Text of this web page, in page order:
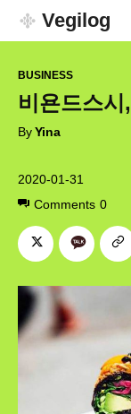
Vegilog
2020-01-31
Comments 0
BUSINESS
비욘드스
ByYina